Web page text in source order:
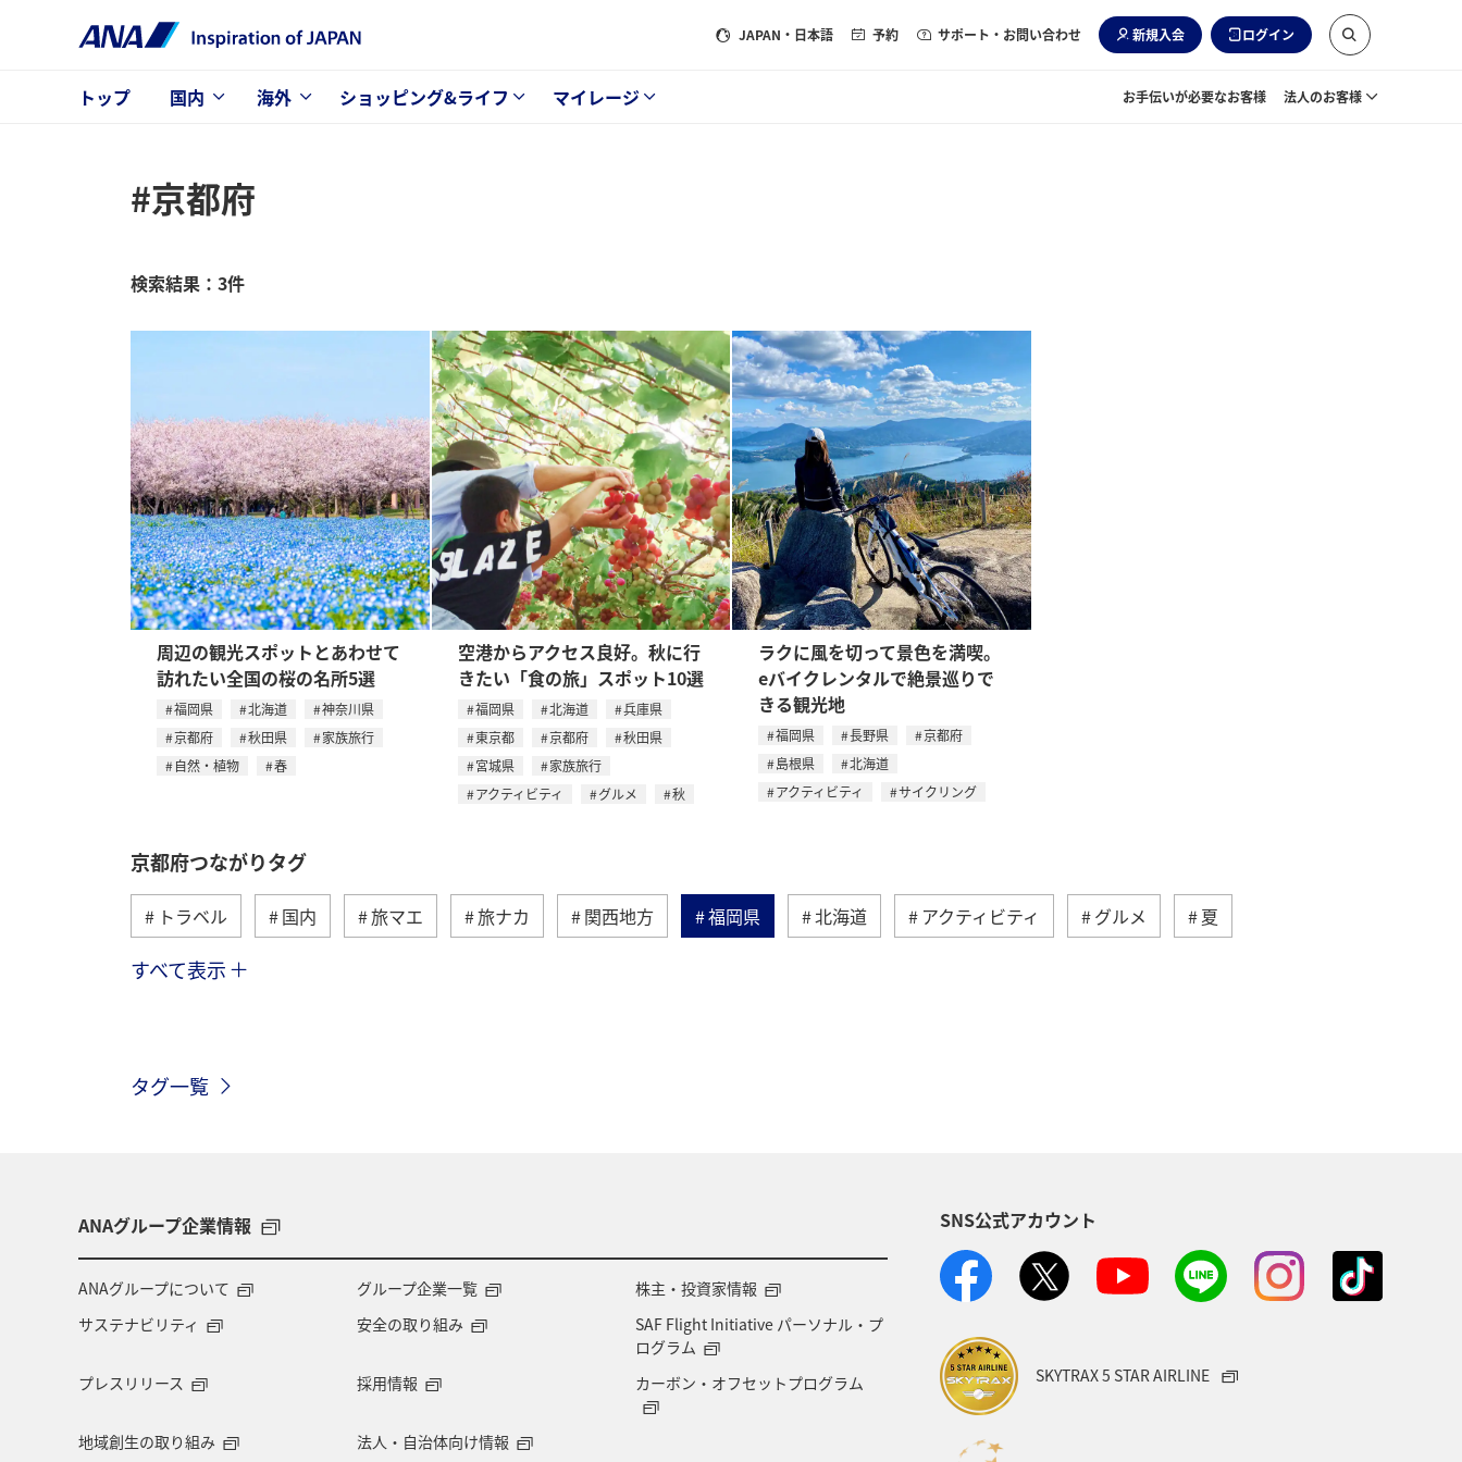
JAPAN ・日本語 予約 サポート・お問い合わせ 新規入会 ログイン
トップ 国内 海外 ショッピング&ライフ マイレージ お手伝いが必要なお客様 法人のお客様
#京都府
検索結果：3件
周辺の観光スポットとあわせて
訪れたい全国の桜の名所5選
福岡県 北海道
神奈川県
京都府
秋田県
家族旅行
自然・植物
春
空港からアクセス良好。秋に行
きたい「食の旅」スポット10選
福岡県 北海道
兵庫県
東京都
京都府
秋田県
宮城県
家族旅行
アクティビティ
グルメ 秋
ラクに風を切って景色を満喫。
eバイクレンタルで絶景巡りで
きる観光地
福岡県 長野県
京都府
島根県
北海道
アクティビティ
サイクリング
京都府つながりタグ
トラベル 国内 旅マエ 旅ナカ 関西地方 福岡県 北海道 アクティビティ グルメ 夏
ANA釣り倶楽部
秋のアクティビティ
すべて表示
タグ一覧
ANAグループ企業情報
ANAグループについて グループ企業一覧
株主・投資家情報
サステナビリティ
安全の取り組み
SAF Flight Initiative パーソナル・プ
ログラム
プレスリリース
採用情報 カーボン・オフセットプログラム
地域創生の取り組み 法人・自治体向け情報
SNS公式アカウント
SKYTRAX 5 STAR AIRLINE